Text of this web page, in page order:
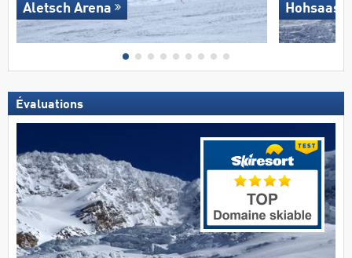
Aletsch Arena Hohsaas
Évaluations